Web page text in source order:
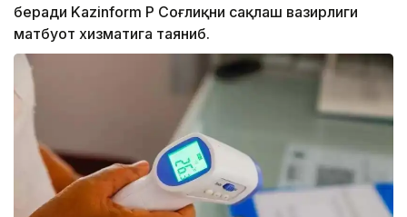
беради Kazinform ҚР Соғлиқни сақлаш вазирлиги
матбуот хизматига таяниб.